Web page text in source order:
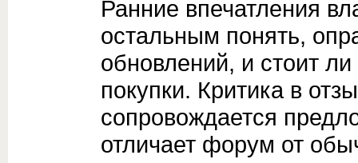
Ранние впечатления
остальным понять,
обновлений, и стоит
покупки. Критика в
сопровождается
отличает форум от